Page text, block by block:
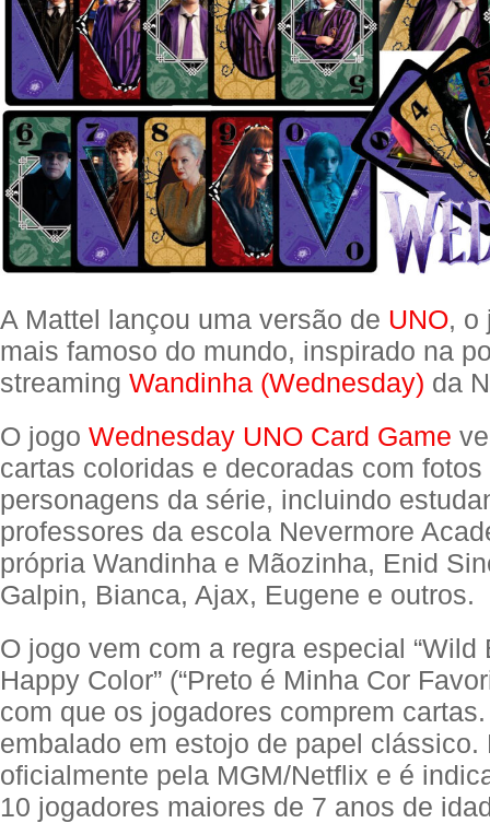
A Mattel lançou uma versão de UNO, o
mais famoso do mundo, inspirado na
streaming Wandinha (Wednesday) da
O jogo Wednesday UNO Card Game
cartas coloridas e decoradas com
personagens da série, incluindo
professores da escola Nevermore
própria Wandinha e Mãozinha, Enid
Galpin, Bianca, Ajax, Eugene e outros.
O jogo vem com a regra especial “Wild
Happy Color” (“Preto é Minha Cor
com que os jogadores comprem
embalado em estojo de papel clássico.
oficialmente pela MGM/Netflix e é
10 jogadores maiores de 7 anos de